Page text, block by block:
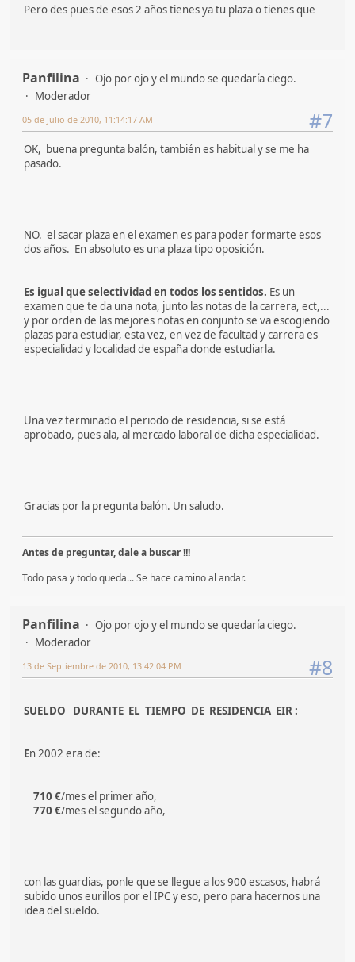
Pero des pues de esos 2 años tienes ya tu plaza o tienes que
Panfilina
Ojo por ojo y el mundo se quedaría ciego.
Moderador
#7
05 de Julio de 2010, 11:14:17 AM
OK, buena pregunta balón, también es habitual y se me ha
pasado.
NO. el sacar plaza en el examen es para poder formarte esos
dos años. En absoluto es una plaza tipo oposición.
Es igual que selectividad en todos los sentidos. Es un
examen que te da una nota, junto las notas de la carrera, ect,...
y por orden de las mejores notas en conjunto se va escogiendo
plazas para estudiar, esta vez, en vez de facultad y carrera es
especialidad y localidad de españa donde estudiarla.
Una vez terminado el periodo de residencia, si se está
aprobado, pues ala, al mercado laboral de dicha especialidad.
Gracias por la pregunta balón. Un saludo.
Antes de preguntar, dale a buscar !!!
Todo pasa y todo queda... Se hace camino al andar.
Panfilina
Ojo por ojo y el mundo se quedaría ciego.
Moderador
#8
13 de Septiembre de 2010, 13:42:04 PM
SUELDO DURANTE EL TIEMPO DE RESIDENCIA EIR :
En 2002 era de:
710 €/mes el primer año,
770 €/mes el segundo año,
con las guardias, ponle que se llegue a los 900 escasos, habrá
subido unos eurillos por el IPC y eso, pero para hacernos una
idea del sueldo.